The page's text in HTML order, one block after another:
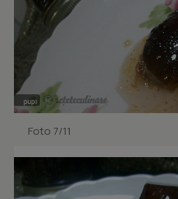
Foto 7/11